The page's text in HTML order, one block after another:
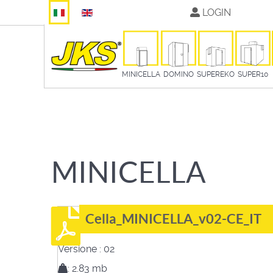
Seleziona la tua lingua LOGIN
MINICELLA DOMINO SUPEREKO SUPER10
MINICELLA
Cella_MINICELLA_v02-CE_IT
Versione : 02
: 2.83 mb